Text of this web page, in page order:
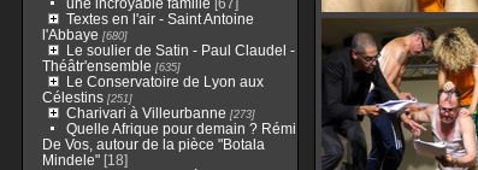
Textes en l'air - Saint Antoine
l'Abbaye [680]
Le soulier de Satin - Paul Claudel -
Théâtr'ensemble [635]
Le Conservatoire de Lyon aux
Célestins[251]
Charivari à Villeurbanne [273]
Quelle Afrique pour demain ? Rémi
De Vos, autour de la pièce "Botala
Mindele"[18]